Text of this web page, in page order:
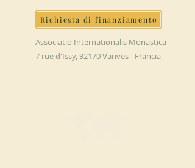
Richiesta di finanziamento
Associatio Internationalis Monastica
7 rue d'Issy, 92170 Vanves - Francia